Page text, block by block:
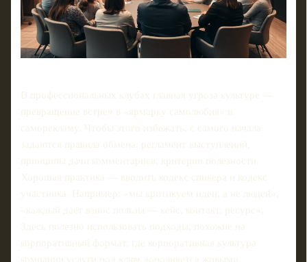
В профессиональных клубах главная угроза культуре —
превращение встреч в «ярмарку самолюбия» и
саморекламу. Чтобы этого избежать, с самого начала
задаются правила обмена: регламент выступлений,
принципы дачи комментариев, критерии полезности.
Хорошая практика — вводить кодекс спикера и кодекс
участника. Например: «мы критикуем идеи, а не людей»,
«каждый даёт взнос пользы — кейс, контакт, ресурс».
Здесь полезно использовать подходы, похожие на
корпоративный формат, где корпоративная культура
компании услуги под ключ дополняется живыми